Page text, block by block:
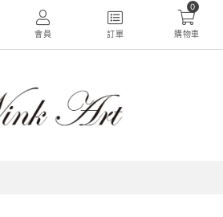
會員 訂單
0
購物車